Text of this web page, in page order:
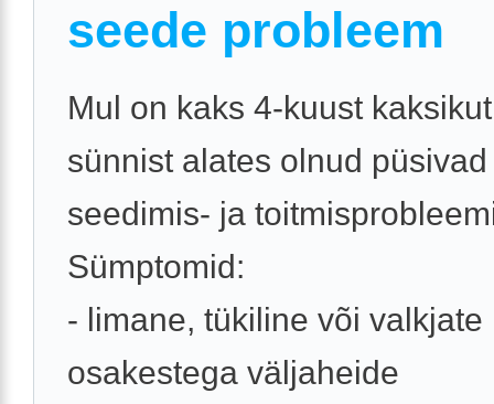
seede probleem
Mul on kaks 4-kuust
sünnist alates olnud püsivad
seedimis- ja
Sümptomid:
- limane, tükiline või valkjate
osakestega väljaheide